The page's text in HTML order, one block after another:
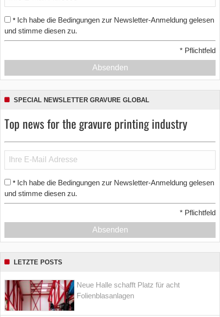
* Ich habe die Bedingungen zur Newsletter-Anmeldung gelesen
und stimme diesen zu.
* Pflichtfeld
Absenden
SPECIAL NEWSLETTER GRAVURE GLOBAL
Top news for the gravure printing industry
* Ich habe die Bedingungen zur Newsletter-Anmeldung gelesen
und stimme diesen zu.
* Pflichtfeld
Absenden
LETZTE POSTS
Neue Halle schafft Platz für acht
Folienblasanlagen